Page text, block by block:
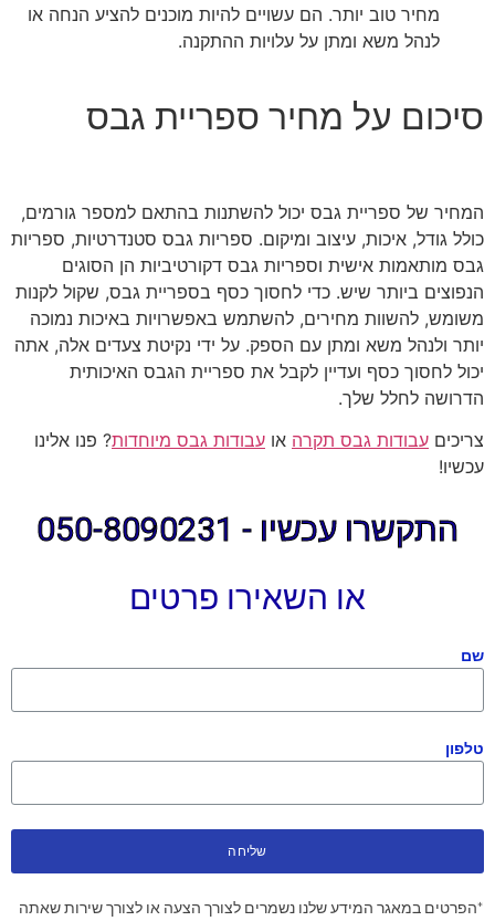
מחיר טוב יותר. הם עשויים להיות מוכנים להציע הנחה או
לנהל משא ומתן על עלויות ההתקנה.
סיכום על מחיר ספריית גבס
המחיר של ספריית גבס יכול להשתנות בהתאם למספר גורמים,
כולל גודל, איכות, עיצוב ומיקום. ספריות גבס סטנדרטיות, ספריות
גבס מותאמות אישית וספריות גבס דקורטיביות הן הסוגים
הנפוצים ביותר שיש. כדי לחסוך כסף בספריית גבס, שקול לקנות
משומש, להשוות מחירים, להשתמש באפשרויות באיכות נמוכה
יותר ולנהל משא ומתן עם הספק. על ידי נקיטת צעדים אלה, אתה
יכול לחסוך כסף ועדיין לקבל את ספריית הגבס האיכותית
הדרושה לחלל שלך.
צריכים עבודות גבס תקרה או עבודות גבס מיוחדות? פנו אלינו
עכשיו!
התקשרו עכשיו - 050-8090231
או השאירו פרטים
שם
טלפון
שליחה
*הפרטים במאגר המידע שלנו נשמרים לצורך הצעה או לצורך שירות שאתה